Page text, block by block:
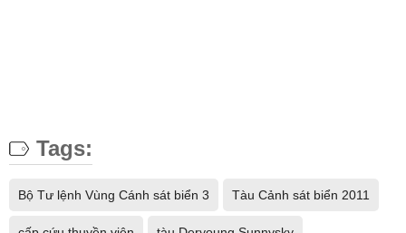
Tags:
Bộ Tư lệnh Vùng Cánh sát biển 3 Tàu Cảnh sát biển 2011